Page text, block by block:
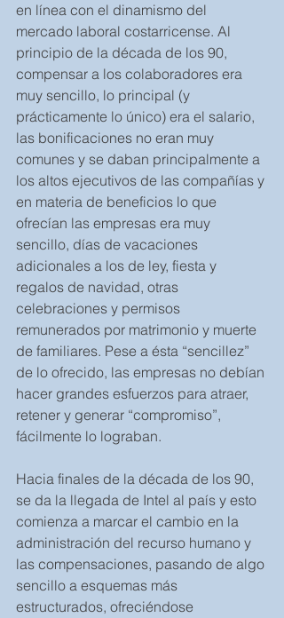
en línea con el dinamismo del
mercado laboral costarricense. Al
principio de la década de los 90,
compensar a los colaboradores era
muy sencillo, lo principal (y
prácticamente lo único) era el salario,
las bonificaciones no eran muy
comunes y se daban principalmente a
los altos ejecutivos de las compañías y
en materia de beneficios lo que
ofrecían las empresas era muy
sencillo, días de vacaciones
adicionales a los de ley, fiesta y
regalos de navidad, otras
celebraciones y permisos
remunerados por matrimonio y muerte
de familiares. Pese a ésta “sencillez”
de lo ofrecido, las empresas no debían
hacer grandes esfuerzos para atraer,
retener y generar “compromiso”,
fácilmente lo lograban.
Hacia finales de la década de los 90,
se da la llegada de Intel al país y esto
comienza a marcar el cambio en la
administración del recurso humano y
las compensaciones, pasando de algo
sencillo a esquemas más
estructurados, ofreciéndose